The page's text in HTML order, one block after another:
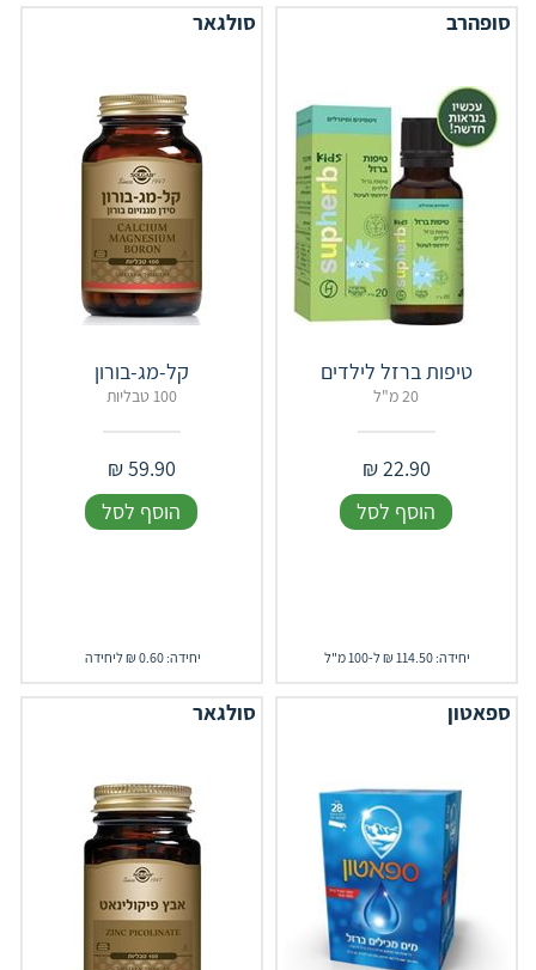
סופהרב
טיפות ברזל לילדים
20 מ"ל
22.90
₪
הוסף לסל
יחידה: 114.50 ₪ ל-100 מ"ל
סולגאר
קל-מג-בורון
100 טבליות
59.90
₪
הוסף לסל
יחידה: 0.60 ₪ ליחידה
ספאטון סולגאר